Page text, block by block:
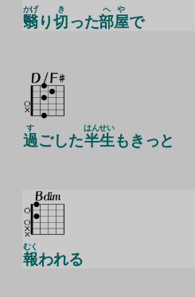
翳
かげ
り 切
き
った部屋
へや
で
過
す
ごした半
はん
生
せい
もきっと
報
むく
われる